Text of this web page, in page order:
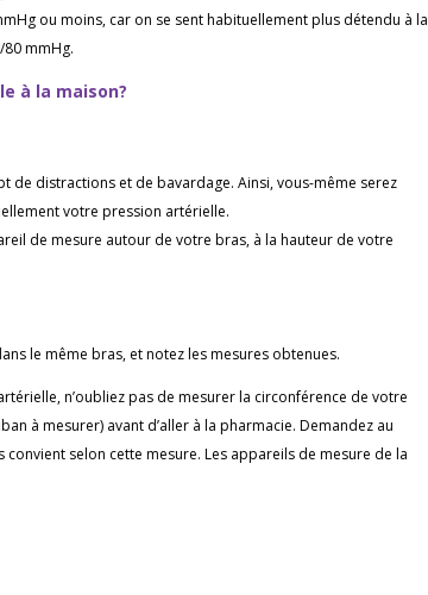
ou moins, car on se sent habituellement plus détendu à la
mmHg.
à la maison?
de distractions et de bavardage. Ainsi, vous-même serez
votre pression artérielle.
de mesure autour de votre bras, à la hauteur de votre
le même bras, et notez les mesures obtenues.
n’oubliez pas de mesurer la circonférence de votre
à mesurer) avant d’aller à la pharmacie. Demandez au
selon cette mesure. Les appareils de mesure de la